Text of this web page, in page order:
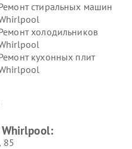
стиральных машин
холодильников
кухонных плит
Whirlpool:
85